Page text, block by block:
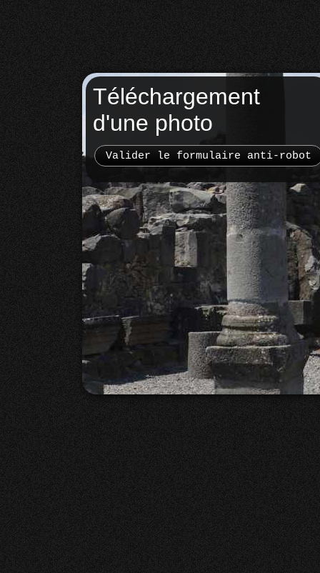
Téléchargement
d'une photo